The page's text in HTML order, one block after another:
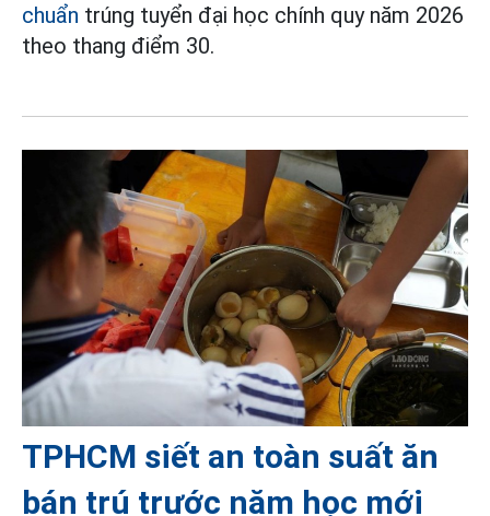
chuẩn trúng tuyển đại học chính quy năm 2026
theo thang điểm 30.
TPHCM siết an toàn suất ăn
bán trú trước năm học mới